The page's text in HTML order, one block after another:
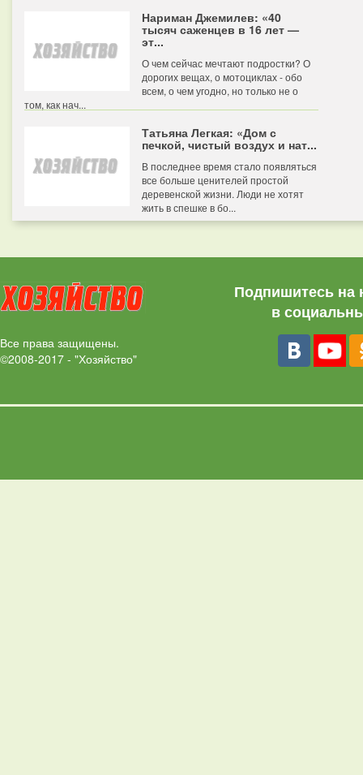
Нариман Джемилев: «40
тысяч саженцев в 16 лет —
эт...
О чем сейчас мечтают подростки? О
дорогих вещах, о мотоциклах - обо
всем, о чем угодно, но только не о
том, как нач...
Татьяна Легкая: «Дом с
печкой, чистый воздух и нат...
В последнее время стало появляться
все больше ценителей простой
деревенской жизни. Люди не хотят
жить в спешке в бо...
Все права защищены.
©2008-2017 - "Хозяйство"
Подпишитесь на
в